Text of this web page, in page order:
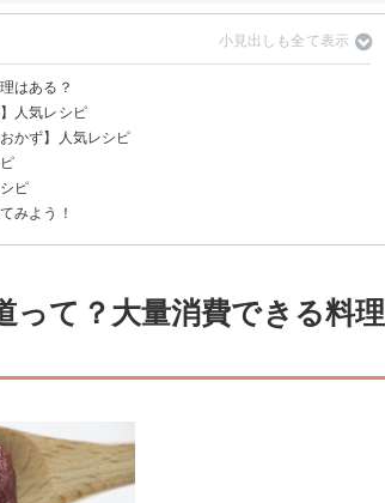
はある？
人気レシピ
かず】人気レシピ
ピ
みよう！
って？大量消費できる料理